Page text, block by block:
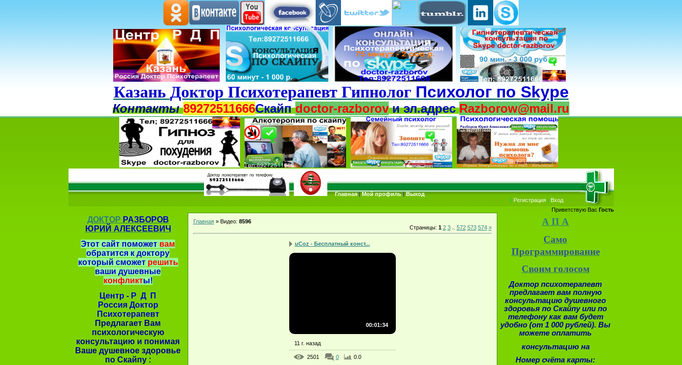
Казань Доктор Психотерапевт Гипнолог Психолог по Skype
Контакты89272511666Скайпdoctor-razborovиэл.адресRazborow@mail.ru
Главная|Мой профиль|Выход
|Регистрация|Вход
Приветствую Вас Гость
ДОКТОР РАЗБОРОВ
ЮРИЙ АЛЕКСЕЕВИЧ
Этот сайт поможет вам
обратится к доктору
который сможет решить
ваши душевные
конфликты!
Центр - Р Д П
Россия Доктор
Психотерапевт
Предлагает Вам
психологическую
консультацию и понимая
Ваше душевное здоровье
по Скайпу :
Главная» Видео: 8596
Страницы: 1 2 3 572 573 574 »
uCoz - Бесплатный конст...
00:01:34
11 г. назад
2501 0 0.0
А П А
Само
Программирование
Своим голосом
Доктор психотерапевт
предлагает вам полную
консультацию душевного
здоровья по Скайпу или по
телефону как вам будет
удобно (от 1 000 рублей). Вы
можете оплатить
консультацию на
Номер счёта карты: